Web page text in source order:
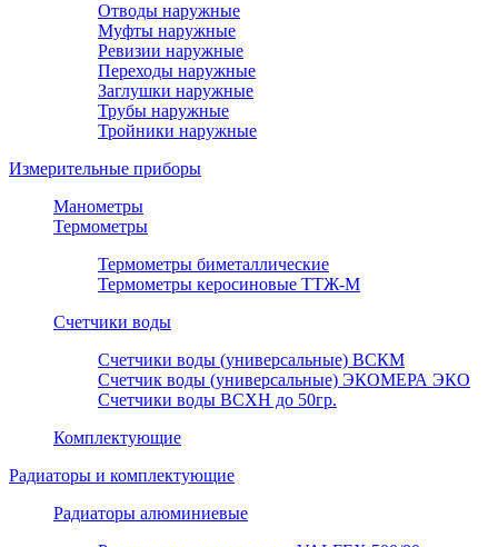
Отводы наружные
Муфты наружные
Ревизии наружные
Переходы наружные
Заглушки наружные
Трубы наружные
Тройники наружные
Измерительные приборы
Манометры
Термометры
Термометры биметаллические
Термометры керосиновые ТТЖ-М
Счетчики воды
Счетчики воды (универсальные) ВСКМ
Счетчик воды (универсальные) ЭКОМЕРА ЭКО
Счетчики воды ВСХН до 50гр.
Комплектующие
Радиаторы и комплектующие
Радиаторы алюминиевые